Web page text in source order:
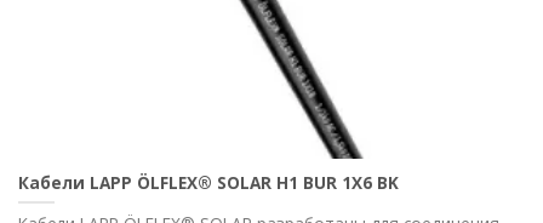
Кабели LAPP ÖLFLEX® SOLAR H1 BUR 1X6 BK